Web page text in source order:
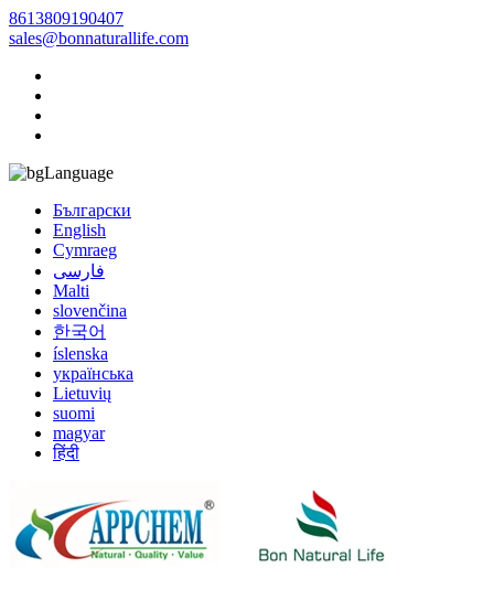
8613809190407
sales@bonnaturallife.com
Language
Български
English
Cymraeg
فارسی
Malti
slovenčina
한국어
íslenska
українська
Lietuvių
suomi
magyar
हिंदी